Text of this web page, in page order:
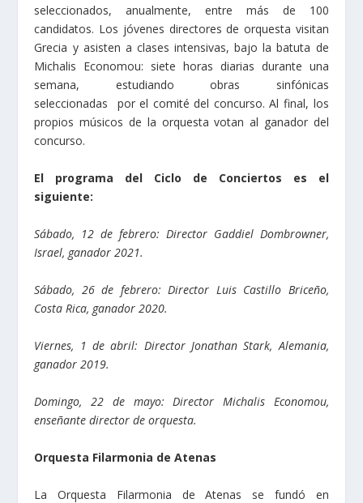
seleccionados, anualmente, entre más de 100
candidatos. Los jóvenes directores de orquesta visitan
Grecia y asisten a clases intensivas, bajo la batuta de
Michalis Economou: siete horas diarias durante una
semana, estudiando obras sinfónicas
seleccionadas por el comité del concurso. Al final, los
propios músicos de la orquesta votan al ganador del
concurso.
El programa del Ciclo de Conciertos es el
siguiente:
Sábado, 12 de febrero: Director Gaddiel Dombrowner,
Israel, ganador 2021.
Sábado, 26 de febrero: Director Luis Castillo Briceño,
Costa Rica, ganador 2020.
Viernes, 1 de abril: Director Jonathan Stark, Alemania,
ganador 2019.
Domingo, 22 de mayo: Director Michalis Economou,
enseñante director de orquesta.
Orquesta Filarmonia de Atenas
La Orquesta Filarmonia de Atenas se fundó en